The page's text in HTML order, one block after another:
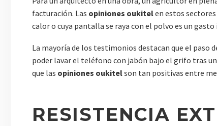
facturación. Las opiniones oukitelen estos
calor o cuya pantalla se raya con el polvo es un
La mayoría de los testimonios destacan que el paso
poder lavar el teléfono con jabón bajo el grifo tras
que las opiniones oukitelson tan positivas entre
RESISTENCIA